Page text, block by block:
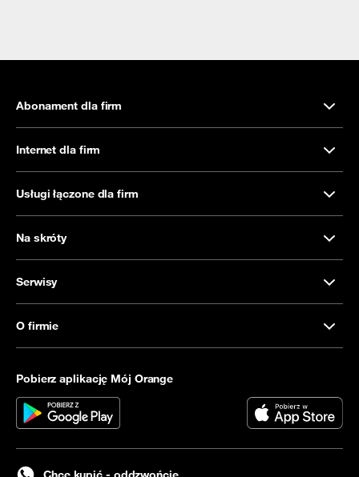
Abonament dla firm
Internet dla firm
Usługi łączone dla firm
Na skróty
Serwisy
O firmie
Pobierz aplikację Mój Orange